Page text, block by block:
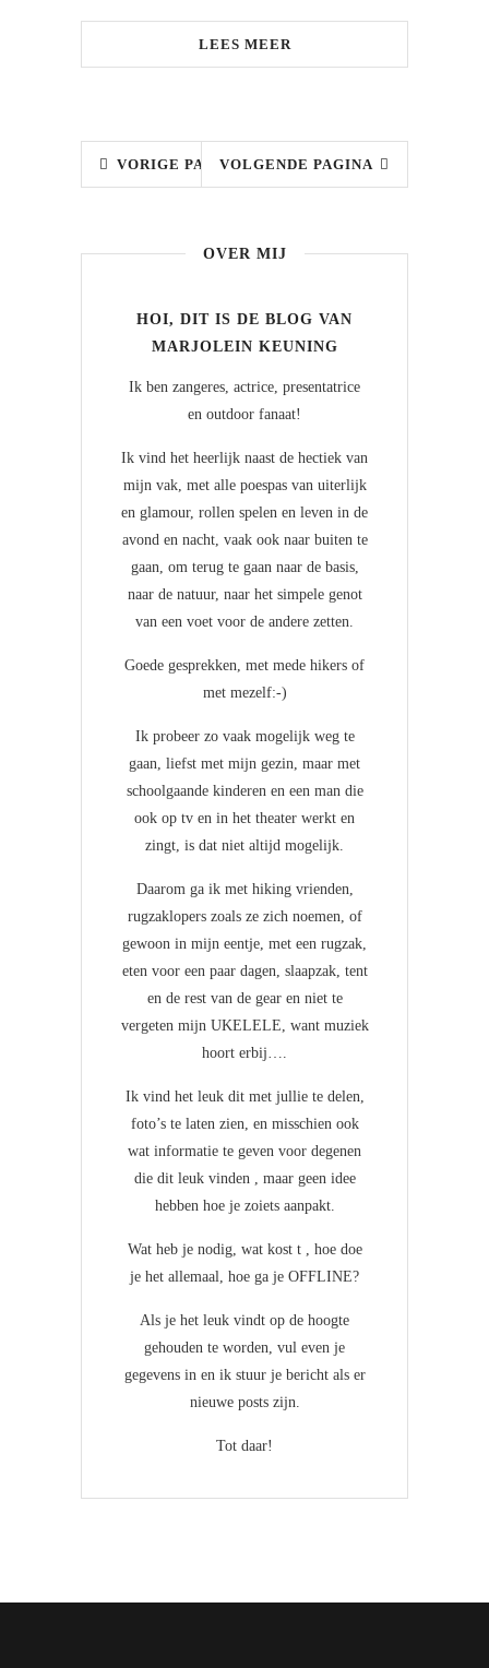
LEES MEER
VORIGE PAGINA2
VOLGENDE PAGINA
OVER MIJ
HOI, DIT IS DE BLOG VAN
MARJOLEIN KEUNING
Ik ben zangeres, actrice, presentatrice
en outdoor fanaat!
Ik vind het heerlijk naast de hectiek van
mijn vak, met alle poespas van uiterlijk
en glamour, rollen spelen en leven in de
avond en nacht, vaak ook naar buiten te
gaan, om terug te gaan naar de basis,
naar de natuur, naar het simpele genot
van een voet voor de andere zetten.
Goede gesprekken, met mede hikers of
met mezelf:-)
Ik probeer zo vaak mogelijk weg te
gaan, liefst met mijn gezin, maar met
schoolgaande kinderen en een man die
ook op tv en in het theater werkt en
zingt, is dat niet altijd mogelijk.
Daarom ga ik met hiking vrienden,
rugzaklopers zoals ze zich noemen, of
gewoon in mijn eentje, met een rugzak,
eten voor een paar dagen, slaapzak, tent
en de rest van de gear en niet te
vergeten mijn UKELELE, want muziek
hoort erbij….
Ik vind het leuk dit met jullie te delen,
foto’s te laten zien, en misschien ook
wat informatie te geven voor degenen
die dit leuk vinden , maar geen idee
hebben hoe je zoiets aanpakt.
Wat heb je nodig, wat kost t , hoe doe
je het allemaal, hoe ga je OFFLINE?
Als je het leuk vindt op de hoogte
gehouden te worden, vul even je
gegevens in en ik stuur je bericht als er
nieuwe posts zijn.
Tot daar!